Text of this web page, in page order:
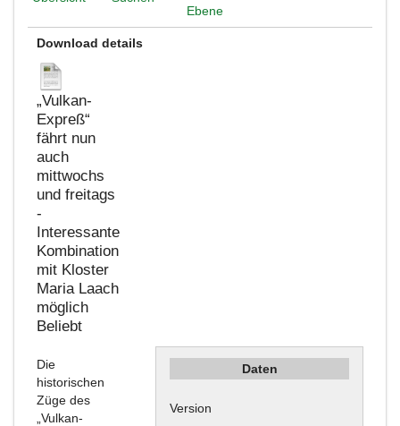
Ebene
Download details
„Vulkan-
Expreß“
fährt nun
auch
mittwochs
und freitags
-
Interessante
Kombination
mit Kloster
Maria Laach
möglich
Beliebt
Die
historischen
Züge des
„Vulkan-
Daten
Version